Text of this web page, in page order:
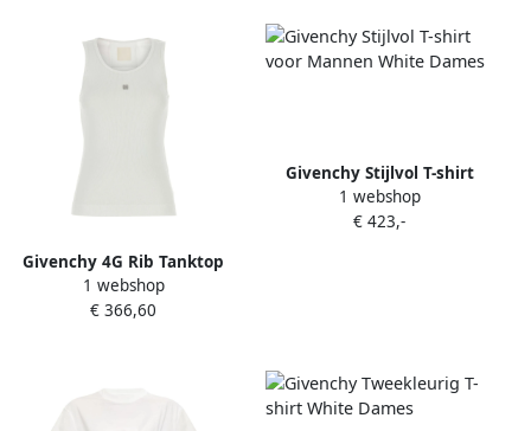
Givenchy 4G Rib Tanktop
White Dames
1 webshop
€ 366,60
Givenchy Stijlvol T-shirt
voor Mannen White Dames
1 webshop
€ 423,-